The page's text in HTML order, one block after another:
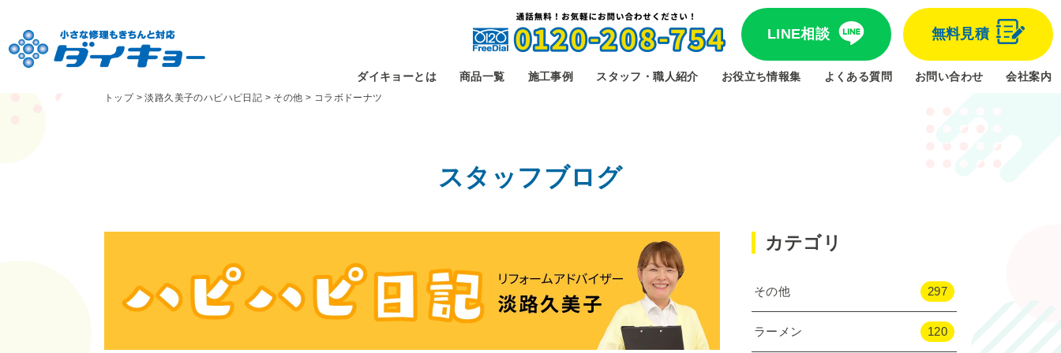
LINE相談 無料見積
ダイキョーとは 商品一覧 施工事例 スタッフ・職人紹介 お役立ち情報集 よくある質問 お問い合わせ 会社案内
トップ>淡路久美子のハピハピ日記 > その他 > コラボドーナツ
スタッフブログ
カテゴリ
その他 297
ラーメン 120